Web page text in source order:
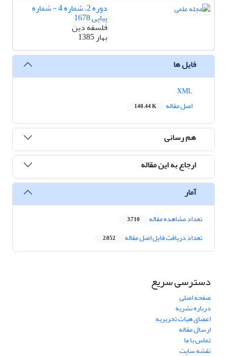
دوره 2، شماره 4 - شماره
پیاپی 1678
فلسفه دین
بهار 1385
فایل ها
اصل مقاله
140.44 K
هم رسانی
ارجاع به این مقاله
آمار
تعداد مشاهده مقاله 3,710
تعداد دریافت فایل اصل مقاله 2,052
دسترسی سریع
صفحه اصلی
درباره نشریه
اعضای هیات تحریریه
ارسال مقاله
تماس با ما
نقشه سایت